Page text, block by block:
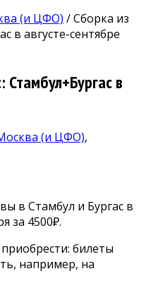
(и ЦФО) /Сборка из
в августе-сентябре
в
(и ЦФО),
в Стамбул и Бургас в
за 4500₽.
билеты
например, на